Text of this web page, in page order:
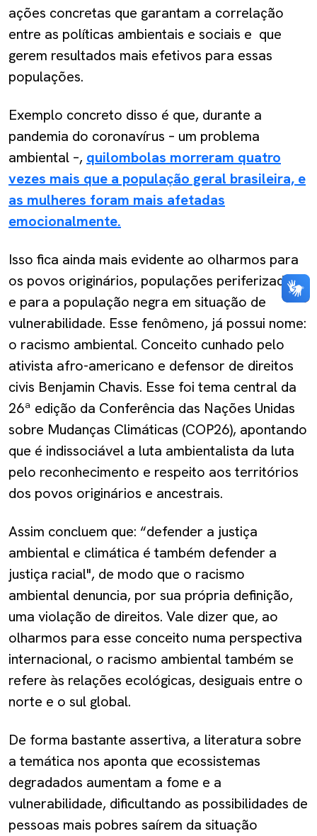
ações concretas que garantam a correlação
entre as políticas ambientais e sociais e que
gerem resultados mais efetivos para essas
populações.
Exemplo concreto disso é que, durante a
pandemia do coronavírus – um problema
ambiental –, quilombolas morreram quatro
vezes mais que a população geral brasileira, e
as mulheres foram mais afetadas
emocionalmente.
Isso fica ainda mais evidente ao olharmos para
os povos originários, populações periferizadas
e para a população negra em situação de
vulnerabilidade. Esse fenômeno, já possui nome:
o racismo ambiental. Conceito cunhado pelo
ativista afro-americano e defensor de direitos
civis Benjamin Chavis. Esse foi tema central da
26ª edição da Conferência das Nações Unidas
sobre Mudanças Climáticas (COP26), apontando
que é indissociável a luta ambientalista da luta
pelo reconhecimento e respeito aos territórios
dos povos originários e ancestrais.
Assim concluem que: “defender a justiça
ambiental e climática é também defender a
justiça racial", de modo que o racismo
ambiental denuncia, por sua própria definição,
uma violação de direitos. Vale dizer que, ao
olharmos para esse conceito numa perspectiva
internacional, o racismo ambiental também se
refere às relações ecológicas, desiguais entre o
norte e o sul global.
De forma bastante assertiva, a literatura sobre
a temática nos aponta que ecossistemas
degradados aumentam a fome e a
vulnerabilidade, dificultando as possibilidades de
pessoas mais pobres saírem da situação